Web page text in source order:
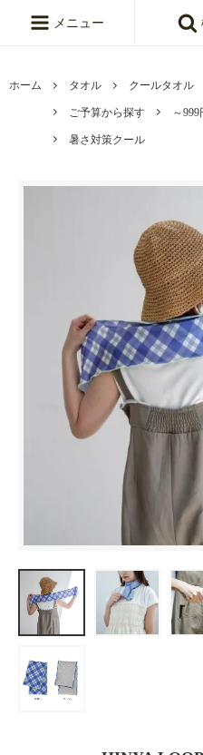
メニュー
ホーム タオル クールタオル
ご予算から探す ～999
暑さ対策クール